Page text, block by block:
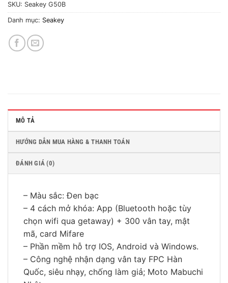
SKU: Seakey G50B
Danh mục: Seakey
MÔ TẢ
HƯỚNG DẪN MUA HÀNG & THANH TOÁN
ĐÁNH GIÁ (0)
– Màu sắc: Đen bạc
– 4 cách mở khóa: App (Bluetooth hoặc tùy
chọn wifi qua getaway) + 300 vân tay, mật
mã, card Mifare
– Phần mềm hỗ trợ IOS, Android và Windows.
– Công nghệ nhận dạng vân tay FPC Hàn
Quốc, siêu nhạy, chống làm giả; Moto Mabuchi